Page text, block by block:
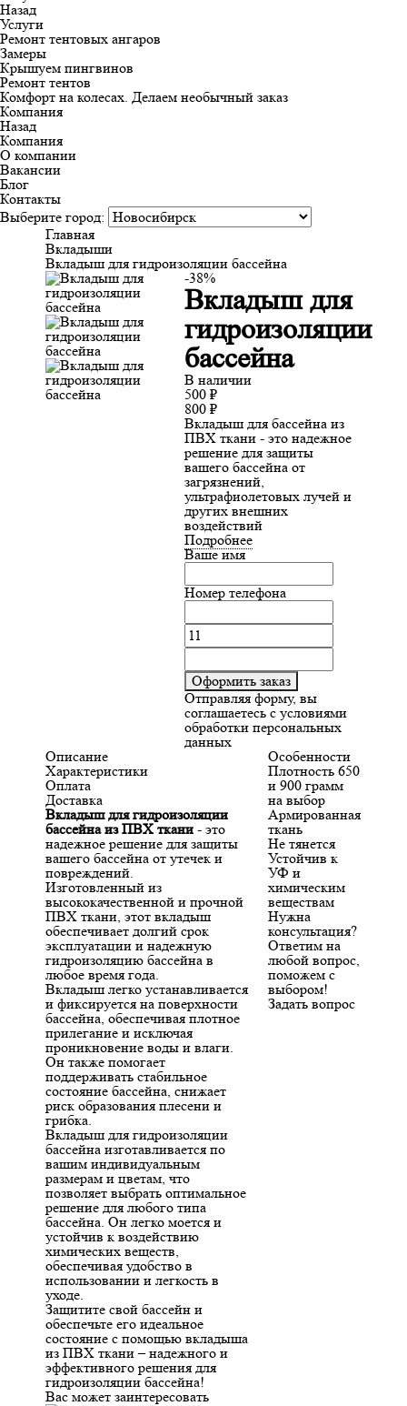
Назад
Услуги
Ремонт тентовых ангаров
Замеры
Крышуем пингвинов
Ремонт тентов
Комфорт на колесах. Делаем необычный заказ
Компания
Назад
Компания
О компании
Вакансии
Блог
Контакты
Выберите город:
Главная
Вкладыши
Вкладыш для гидроизоляции бассейна
-38%
Вкладыш для
гидроизоляции
бассейна
В наличии
500 ₽
800 ₽
Вкладыш для бассейна из
ПВХ ткани - это надежное
решение для защиты
вашего бассейна от
загрязнений,
ультрафиолетовых лучей и
других внешних
воздействий
Подробнее
Ваше имя
Номер телефона
Оформить заказ
Отправляя форму, вы
соглашаетесь с условиями
обработки персональных
данных
Описание
Характеристики
Оплата
Доставка
Вкладыш для гидроизоляции
бассейна из ПВХ ткани - это
надежное решение для защиты
вашего бассейна от утечек и
повреждений.
Изготовленный из
высококачественной и прочной
ПВХ ткани, этот вкладыш
обеспечивает долгий срок
эксплуатации и надежную
гидроизоляцию бассейна в
любое время года.
Вкладыш легко устанавливается
и фиксируется на поверхности
бассейна, обеспечивая плотное
прилегание и исключая
проникновение воды и влаги.
Он также помогает
поддерживать стабильное
состояние бассейна, снижает
риск образования плесени и
грибка.
Вкладыш для гидроизоляции
бассейна изготавливается по
вашим индивидуальным
размерам и цветам, что
позволяет выбрать оптимальное
решение для любого типа
бассейна. Он легко моется и
устойчив к воздействию
химических веществ,
обеспечивая удобство в
использовании и легкость в
уходе.
Защитите свой бассейн и
обеспечьте его идеальное
состояние с помощью вкладыша
из ПВХ ткани – надежного и
эффективного решения для
гидроизоляции бассейна!
Особенности
Плотность 650
и 900 грамм
на выбор
Армированная
ткань
Не тянется
Устойчив к
УФ и
химическим
веществам
Нужна
консультация?
Ответим на
любой вопрос,
поможем с
выбором!
Задать вопрос
Вас может заинтересовать